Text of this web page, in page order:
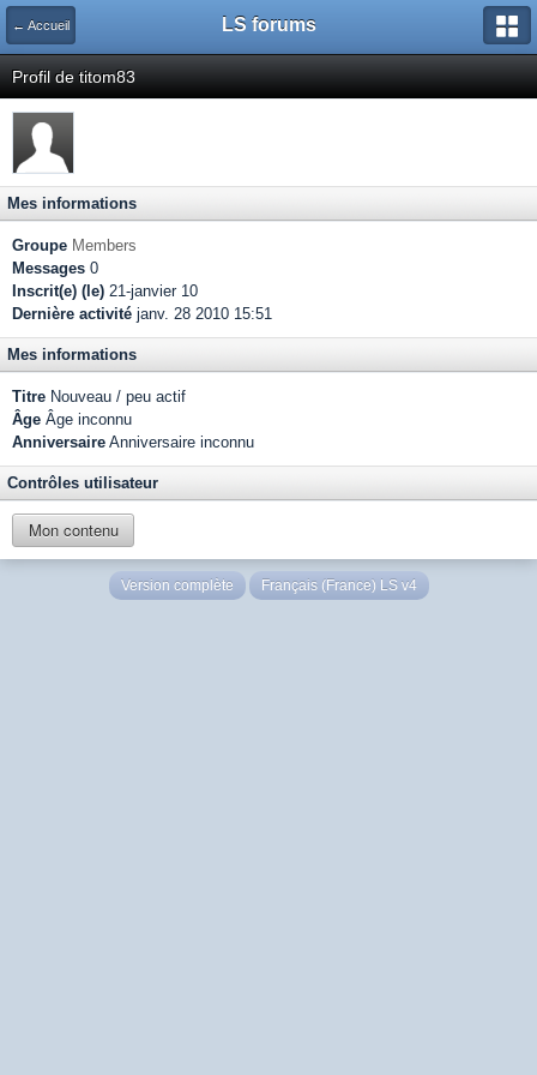
← Accueil LS forums
Profil de titom83
Mes informations
Groupe Members
Messages 0
Inscrit(e) (le) 21-janvier 10
Dernière activité janv. 28 2010 15:51
Mes informations
Titre Nouveau / peu actif
Âge Âge inconnu
Anniversaire Anniversaire inconnu
Contrôles utilisateur
Mon contenu
Version complète Français (France) LS v4